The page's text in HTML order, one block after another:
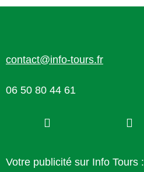
contact@info-tours.fr
06 50 80 44 61
Votre publicité sur Info Tours :